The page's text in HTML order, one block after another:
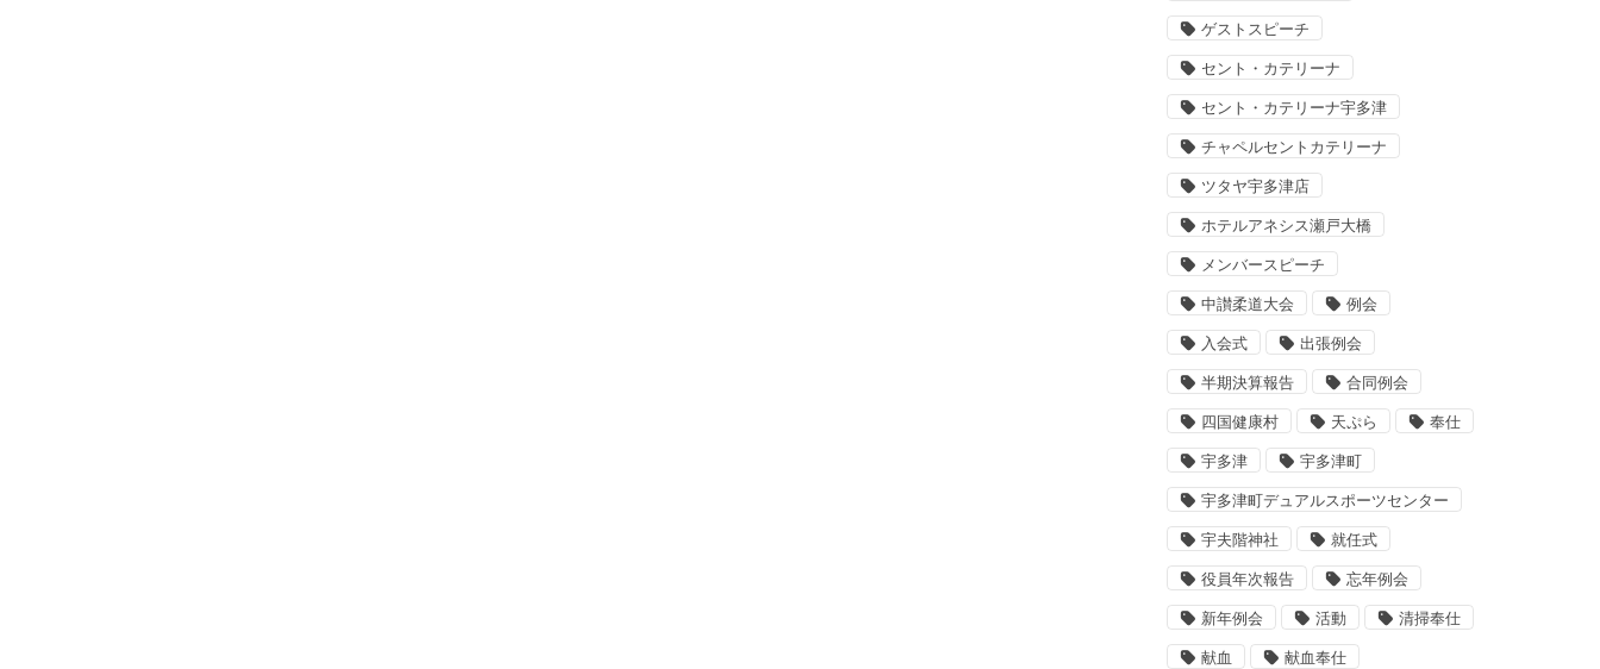
ゲストスピーチ
セント・カテリーナ
セント・カテリーナ宇多津
チャペルセントカテリーナ
ツタヤ宇多津店
ホテルアネシス瀬戸大橋
メンバースピーチ
中讃柔道大会 例会
入会式 出張例会
半期決算報告 合同例会
四国健康村 天ぷら 奉仕
宇多津 宇多津町
宇多津町デュアルスポーツセンター
宇夫階神社 就任式
役員年次報告 忘年例会
新年例会 活動 清掃奉仕
献血 献血奉仕